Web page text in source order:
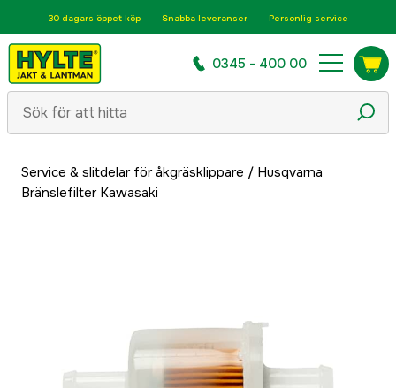
30 dagars öppet köp Snabba leveranser Personlig service
0345 - 400 00
Service & slitdelar för åkgräsklippare / Husqvarna
Bränslefilter Kawasaki